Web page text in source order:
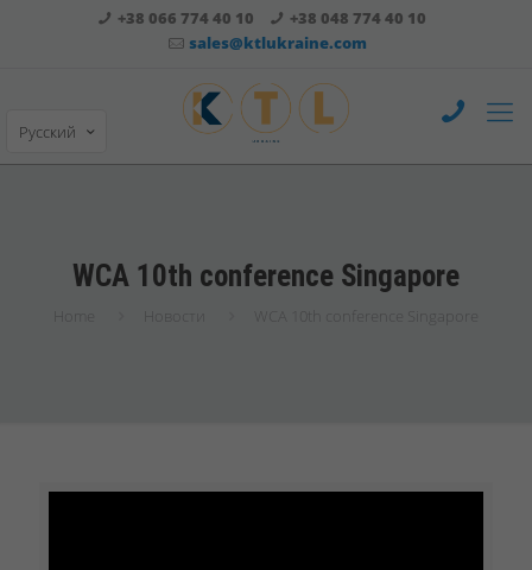
+38 066 774 40 10
+38 048 774 40 10
sales@ktlukraine.com
Русский
WCA 10th conference Singapore
Home Новости WCA 10th conference Singapore